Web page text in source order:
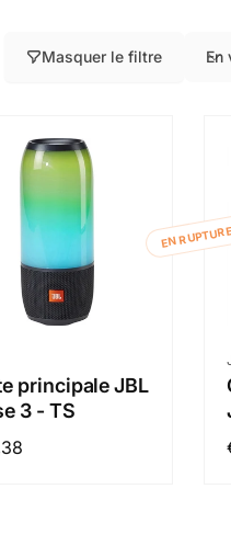
Masquer le filtre
a
En
:
principale JBL
3 - TS
EN